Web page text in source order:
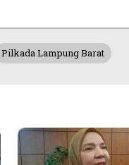
Pilkada Lampung Barat